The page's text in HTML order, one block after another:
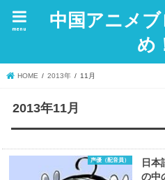
中国アニメ
め
menu
HOME 2013年 11月
2013年11月
声優（配音員）
日本
の中